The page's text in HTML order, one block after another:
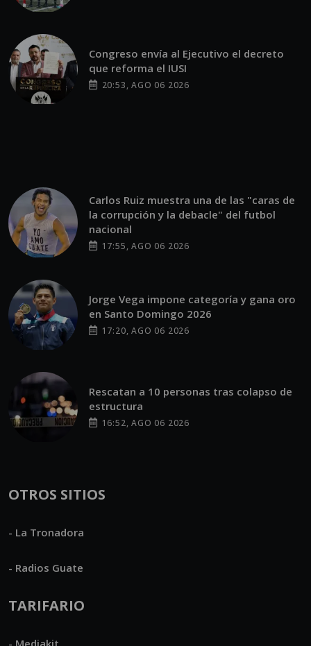
Congreso envía al Ejecutivo el decreto
que reforma el IUSI
20:53, AGO 06 2026
Carlos Ruiz muestra una de las "caras de
la corrupción y la debacle" del futbol
nacional
17:55, AGO 06 2026
Jorge Vega impone categoría y gana oro
en Santo Domingo 2026
17:20, AGO 06 2026
Rescatan a 10 personas tras colapso de
estructura
16:52, AGO 06 2026
OTROS SITIOS
- La Tronadora
- Radios Guate
TARIFARIO
- Mediakit